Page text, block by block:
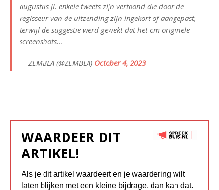
augustus jl. enkele tweets zijn vertoond die door de
regisseur van de uitzending zijn ingekort of aangepast,
terwijl de suggestie werd gewekt dat het om originele
screenshots…
— ZEMBLA (@ZEMBLA) October 4, 2023
WAARDEER DIT
ARTIKEL!
Als je dit artikel waardeert en je waardering wilt
laten blijken met een kleine bijdrage, dan kan dat.